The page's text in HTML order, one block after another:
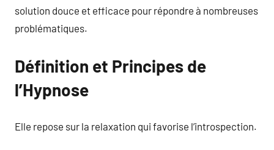
solution douce et efficace pour répondre à nombreuses
problématiques.
Définition et Principes de
l’Hypnose
Elle repose sur la relaxation qui favorise l’introspection.